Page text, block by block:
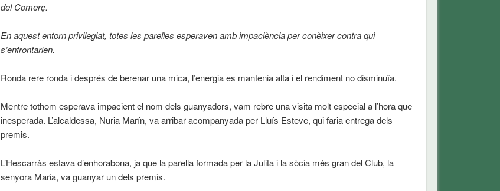
del Comerç.
En aquest entorn privilegiat, totes les parelles esperaven amb impaciència per conèixer contra qui
s’enfrontarien.
Ronda rere ronda i després de berenar una mica, l’energia es mantenia alta i el rendiment no disminuïa.
Mentre tothom esperava impacient el nom dels guanyadors, vam rebre una visita molt especial a l’hora que
inesperada. L’alcaldessa, Nuria Marín, va arribar acompanyada per Lluís Esteve, qui faria entrega dels
premis.
L’Hescarràs estava d’enhorabona, ja que la parella formada per la Julita i la sòcia més gran del Club, la
senyora Maria, va guanyar un dels premis.